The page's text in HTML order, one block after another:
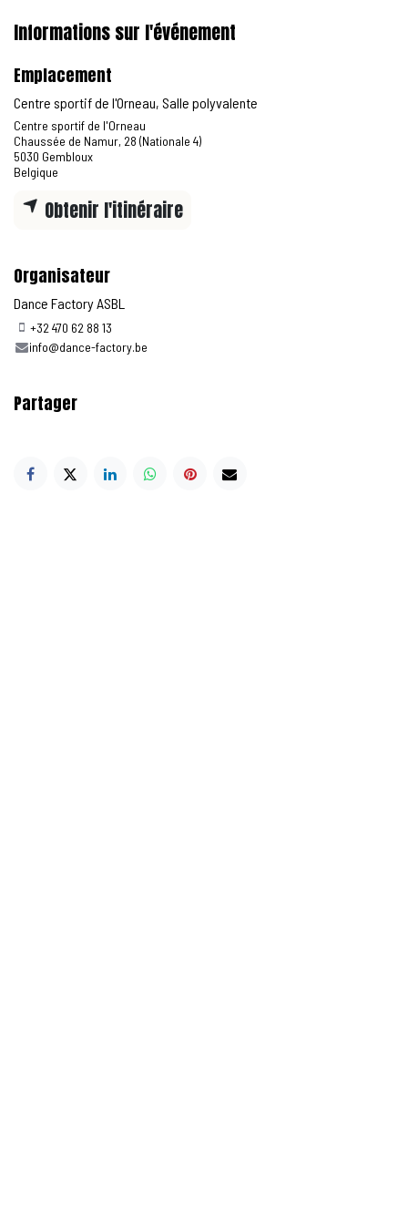
Informations sur l'événement
Emplacement
Centre sportif de l'Orneau, Salle polyvalente
Centre sportif de l'Orneau
Chaussée de Namur, 28 (Nationale 4)
5030 Gembloux
Belgique
Obtenir l'itinéraire
Organisateur
Dance Factory ASBL
+32 470 62 88 13
info@dance-factory.be
Partager